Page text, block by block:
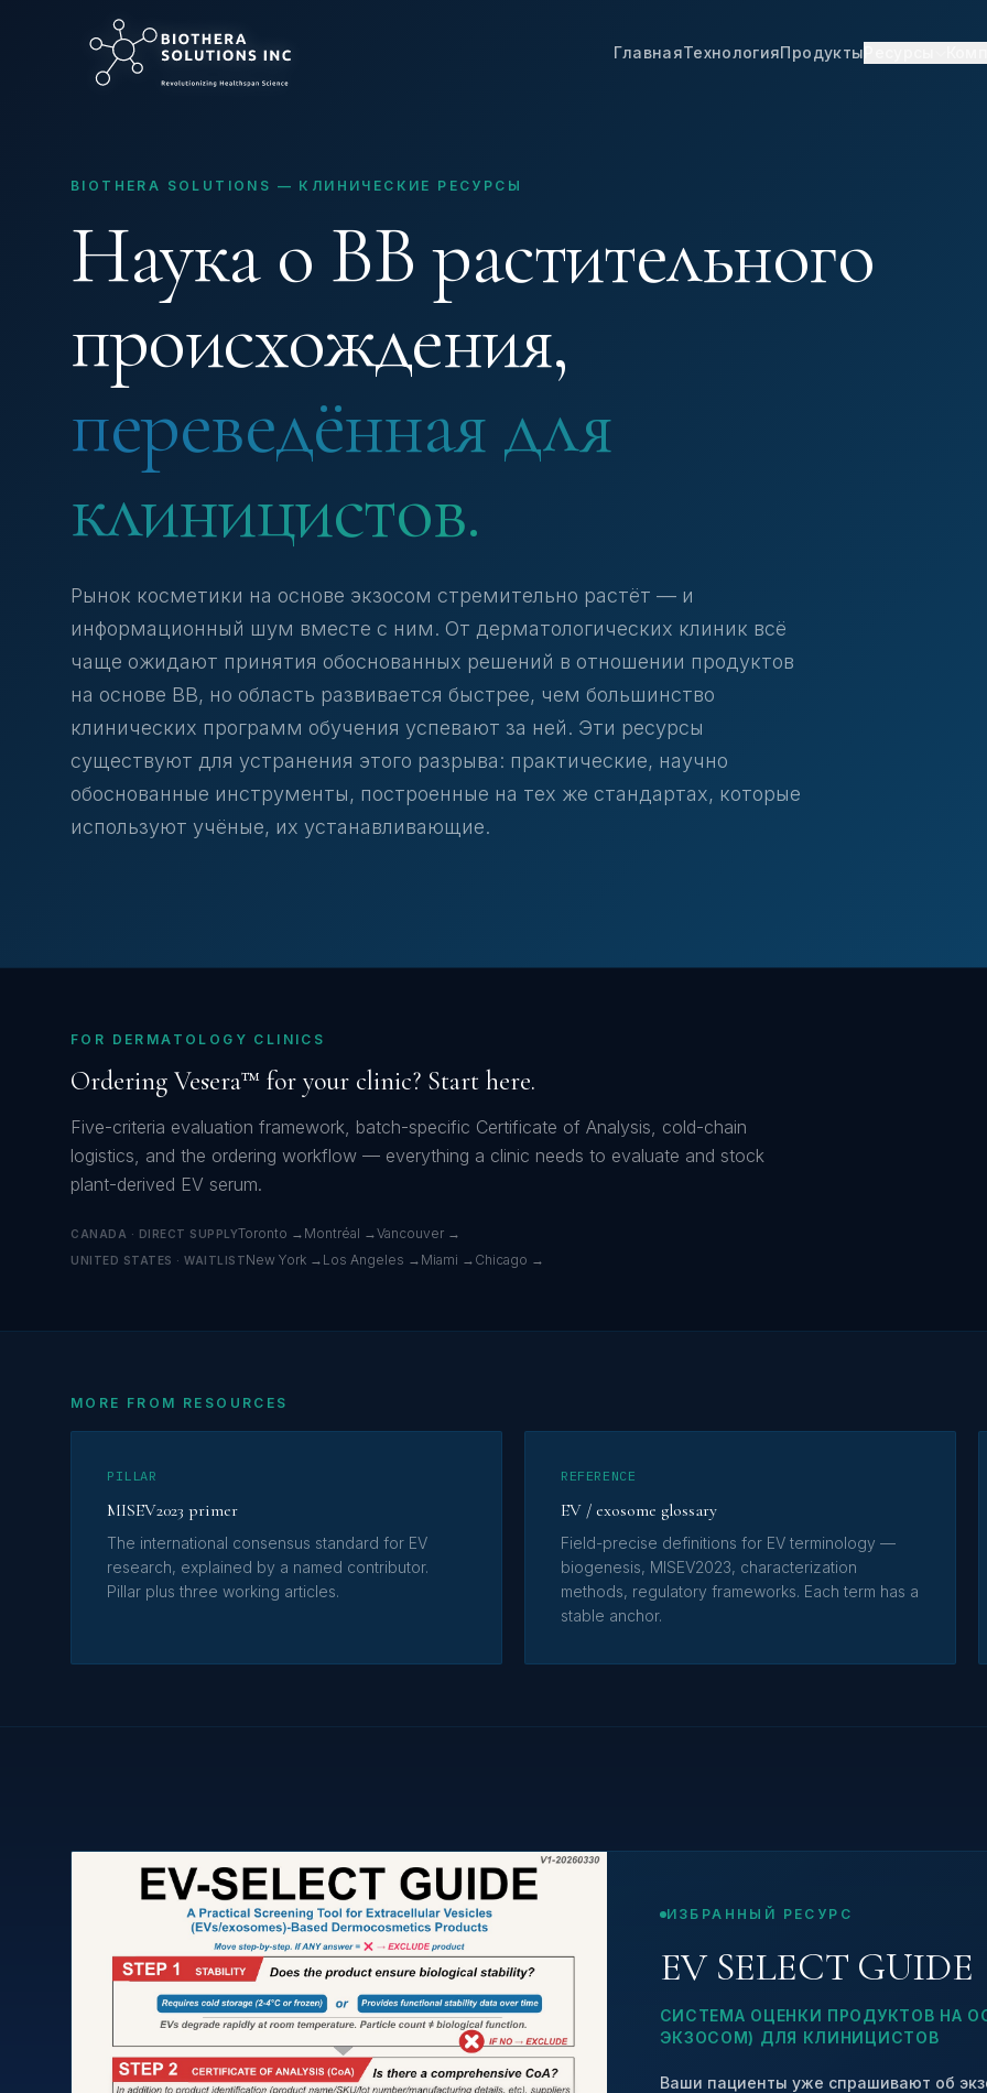
ГлавнаяТехнологияПродукты
BIOTHERA SOLUTIONS — КЛИНИЧЕСКИЕ РЕСУРСЫ
Наука о ВВ растительного
происхождения,
переведённая для
клиницистов.
Рынок косметики на основе экзосом стремительно растёт — и
информационный шум вместе с ним. От дерматологических клиник всё
чаще ожидают принятия обоснованных решений в отношении продуктов
на основе ВВ, но область развивается быстрее, чем большинство
клинических программ обучения успевают за ней. Эти ресурсы
существуют для устранения этого разрыва: практические, научно
обоснованные инструменты, построенные на тех же стандартах, которые
используют учёные, их устанавливающие.
FOR DERMATOLOGY CLINICS
Ordering Vesera™ for your clinic? Start here.
Five-criteria evaluation framework, batch-specific Certificate of Analysis, cold-chain
logistics, and the ordering workflow — everything a clinic needs to evaluate and stock
plant-derived EV serum.
CANADA · DIRECT SUPPLYToronto → Montréal →Vancouver →
UNITED STATES · WAITLISTNew York → Los Angeles → Miami → Chicago →
MORE FROM RESOURCES
PILLAR
MISEV2023 primer
The international consensus standard for EV
research, explained by a named contributor.
Pillar plus three working articles.
REFERENCE
EV / exosome glossary
Field-precise definitions for EV terminology —
biogenesis, MISEV2023, characterization
methods, regulatory frameworks. Each term has a
stable anchor.
ИЗБРАННЫЙ РЕСУРС
EV SELECT GUIDE
СИСТЕМА ОЦЕНКИ ПРОДУКТОВ НА
ЭКЗОСОМ) ДЛЯ КЛИНИЦИСТОВ
Ваши пациенты уже спрашивают об